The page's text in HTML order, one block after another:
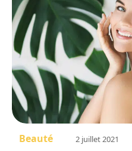
Beauté 2 juillet 2021